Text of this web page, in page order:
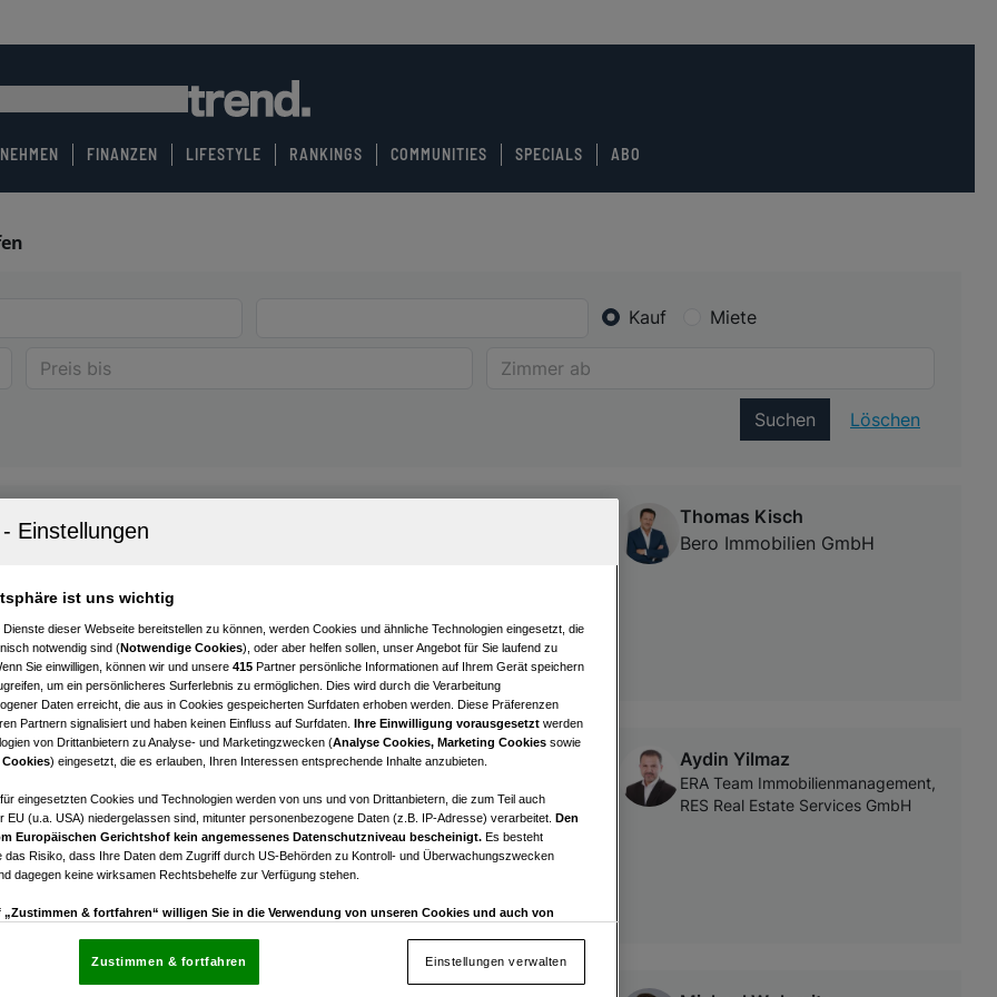
FINANZEN LIFESTYLE RANKINGS COMMUNITIES SPECIALS ABO
Kauf Miete
Suchen Löschen
an der Nordbahn
in der Hans-Sachs-Straße! Diese Immobilie ist für
€ 379.900,00
Kaufpreis
Thomas Kisch
Bero Immobilien GmbH
an der Nordbahn
€ 275.000,00
Kaufpreis
Aydin Yilmaz
ERA Team Immobilienmanagement,
RES Real Estate Services GmbH
ist uns wichtig
Dienste dieser Webseite bereitstellen zu können, werden Cookies und ähnliche Technologien eingesetzt, die
notwendig sind (Notwendige Cookies), oder aber helfen sollen, unser Angebot für Sie laufend zu
Sie einwilligen, können wir und unsere 415 Partner persönliche Informationen auf Ihrem Gerät speichern
um ein persönlicheres Surferlebnis zu ermöglichen. Dies wird durch die Verarbeitung
Daten erreicht, die aus in Cookies gespeicherten Surfdaten erhoben werden. Diese Präferenzen
Partnern signalisiert und haben keinen Einfluss auf Surfdaten. Ihre Einwilligung vorausgesetzt werden
von Drittanbietern zu Analyse- und Marketingzwecken (Analyse Cookies, Marketing Cookies sowie
) eingesetzt, die es erlauben, Ihren Interessen entsprechende Inhalte anzubieten.
eingesetzten Cookies und Technologien werden von uns und von Drittanbietern, die zum Teil auch
EU (u.a. USA) niedergelassen sind, mitunter personenbezogene Daten (z.B. IP-Adresse) verarbeitet. Den
Europäischen Gerichtshof kein angemessenes Datenschutzniveau bescheinigt. Es besteht
das Risiko, dass Ihre Daten dem Zugriff durch US-Behörden zu Kontroll- und Überwachungszwecken
dagegen keine wirksamen Rechtsbehelfe zur Verfügung stehen.
„Zustimmen & fortfahren“ willigen Sie in die Verwendung von unseren Cookies und auch von
die sich auf jeder Seite unten im Footer befinden.
Einstellungen verwalten
Zustimmen & fortfahren